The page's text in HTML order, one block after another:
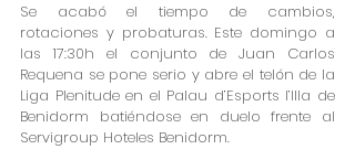
Se acabó el tiempo de cambios,
rotaciones y probaturas. Este domingo a
las 17:30h el conjunto de Juan Carlos
Requena se pone serio y abre el telón de la
Liga Plenitude en el Palau d’Esports l’Illa de
Benidorm batiéndose en duelo frente al
Servigroup Hoteles Benidorm.